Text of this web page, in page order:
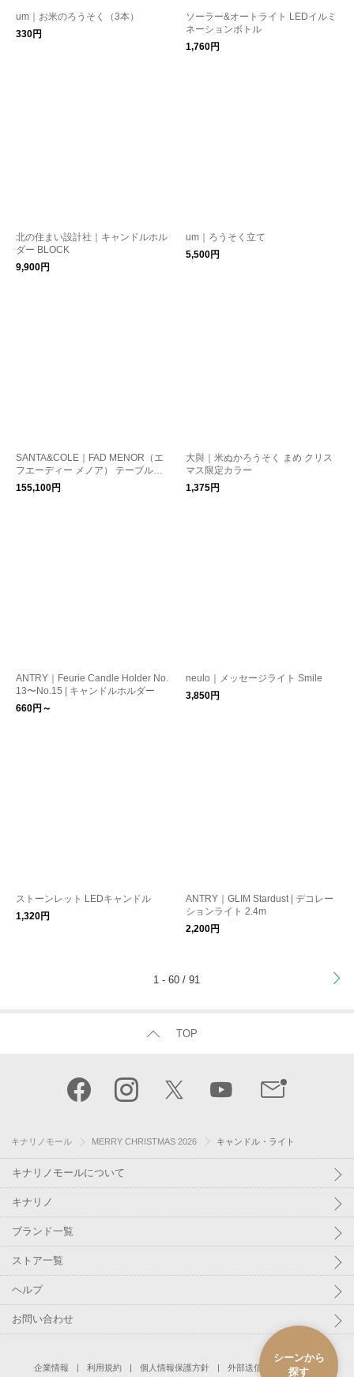
um｜お米のろうそく（3本）
330円
ソーラー&オートライト LEDイルミ
ネーションボトル
1,760円
北の住まい設計社｜キャンドルホル
ダー BLOCK
9,900円
um｜ろうそく立て
5,500円
SANTA&COLE｜FAD MENOR（エ
フエーディー メノア） テーブルラ
ンプ /照明
155,100円
大與｜米ぬかろうそく まめ クリス
マス限定カラー
1,375円
ANTRY｜Feurie Candle Holder No.
13〜No.15 | キャンドルホルダー
660円～
neulo｜メッセージライト Smile
3,850円
ストーンレット LEDキャンドル
1,320円
ANTRY｜GLIM Stardust | デコレー
ションライト 2.4m
2,200円
1 - 60 / 91
シーンから
探す
TOP
キナリノモール MERRY CHRISTMAS 2026 キャンドル・ライト
キナリノモールについて
キナリノ
ブランド一覧
ストア一覧
ヘルプ
お問い合わせ
企業情報 利用規約 個人情報保護方針 外部送信(オプトアウト)